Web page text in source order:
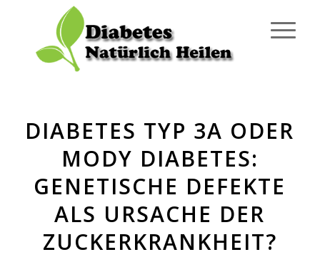
DIABETES TYP 3A ODER
MODY DIABETES:
GENETISCHE DEFEKTE
ALS URSACHE DER
ZUCKERKRANKHEIT?